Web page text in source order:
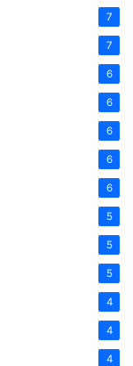
7
7
6
6
6
6
6
5
5
5
4
4
4